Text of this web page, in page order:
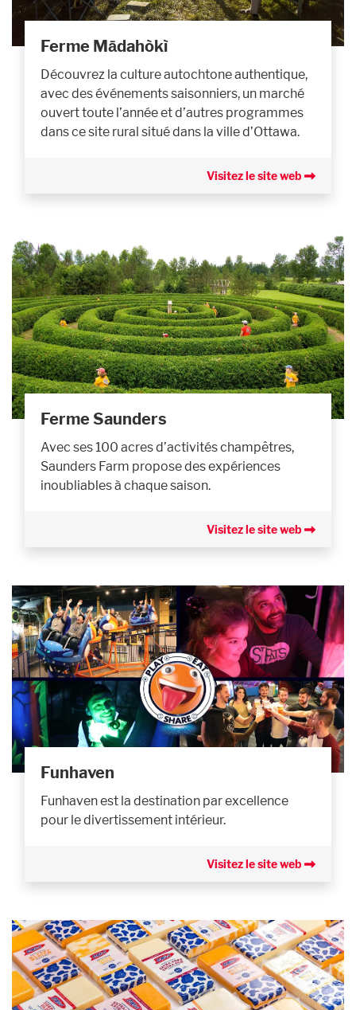
Ferme Mādahòkì
Découvrez la culture autochtone authentique,
avec des événements saisonniers, un marché
ouvert toute l’année et d’autres programmes
dans ce site rural situé dans la ville d’Ottawa.
Visitez le site web
Ferme Saunders
Avec ses 100 acres d’activités champêtres,
Saunders Farm propose des expériences
inoubliables à chaque saison.
Visitez le site web
Funhaven
Funhaven est la destination par excellence
pour le divertissement intérieur.
Visitez le site web